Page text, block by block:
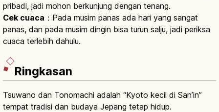
pribadi, jadi mohon berkunjung dengan tenang.
Cek cuaca ：Pada musim panas ada hari yang sangat
panas, dan pada musim dingin bisa turun salju, jadi periksa
cuaca terlebih dahulu.
Ringkasan
Tsuwano dan Tonomachi adalah “Kyoto kecil di San’in”
tempat tradisi dan budaya Jepang tetap hidup.